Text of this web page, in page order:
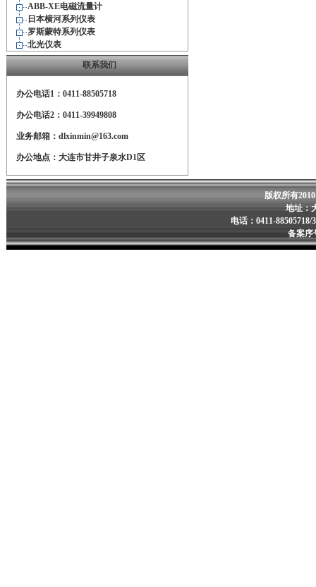
ABB-XE电磁流量计
日本横河系列仪表
罗斯蒙特系列仪表
北光仪表
联系我们
办公电话1：0411-88505718
办公电话2：0411-39949808
业务邮箱：dlxinmin@163.com
办公地点：大连市甘井子泉水D1区
版权所有
地址：
电话：0411-
备案序